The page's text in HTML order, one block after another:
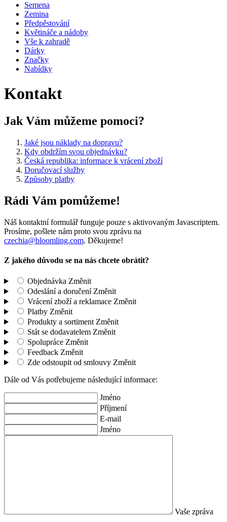
Semena
Zemina
Předpěstování
Květináče a nádoby
Vše k zahradě
Dárky
Značky
Nabídky
Kontakt
Jak Vám můžeme pomoci?
Jaké jsou náklady na dopravu?
Kdy obdržím svou objednávku?
Česká republika: informace k vrácení zboží
Doručovací služby
Způsoby platby
Rádi Vám pomůžeme!
Náš kontaktní formulář funguje pouze s aktivovaným Javascriptem.
Prosíme, pošlete nám proto svou zprávu na
czechia@bloomling.com. Děkujeme!
Z jakého důvodu se na nás chcete obrátit?
Objednávka Změnit
Odeslání a doručení Změnit
Vrácení zboží a reklamace Změnit
Platby Změnit
Produkty a sortiment Změnit
Stát se dodavatelem Změnit
Spolupráce Změnit
Feedback Změnit
Zde odstoupit od smlouvy Změnit
Dále od Vás potřebujeme následující informace:
Jméno
Příjmení
E-mail
Jméno
Vaše zpráva